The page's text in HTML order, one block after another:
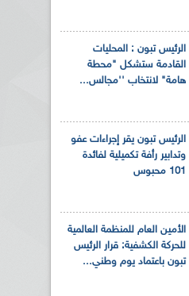
الرئيس تبون : المحليات
القادمة ستشكل "محطة
هامة" لانتخاب ''مجالس...
الرئيس تبون يقر إجراءات عفو
وتدابير رأفة تكميلية لفائدة
101 محبوس
الأمين العام للمنظمة العالمية
للحركة الكشفية: قرار الرئيس
تبون باعتماد يوم وطني...